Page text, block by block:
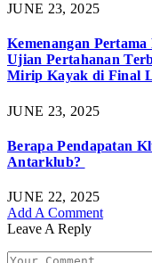
JUNE 23, 2025
Kemenangan
Ujian Pertahanan
Mirip Kayak di Final
JUNE 23, 2025
Berapa Pendapatan
Antarklub?
JUNE 22, 2025
Add A Comment
Leave A Reply